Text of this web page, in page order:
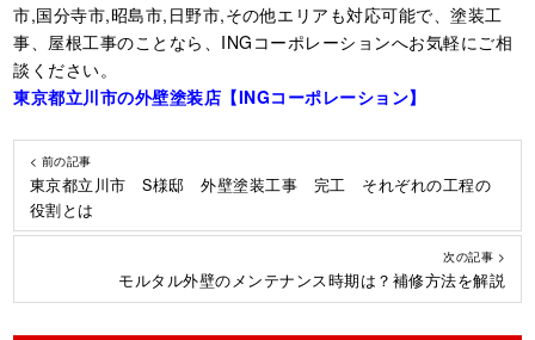
市,国分寺市,昭島市,日野市,その他エリアも対応可能で、塗装工
事、屋根工事のことなら、INGコーポレーションへお気軽にご相
談ください。
東京都立川市の外壁塗装店【INGコーポレーション】
< 前の記事
東京都立川市 S様邸 外壁塗装工事 完工 それぞれの工程の
役割とは
次の記事 >
モルタル外壁のメンテナンス時期は？補修方法を解説